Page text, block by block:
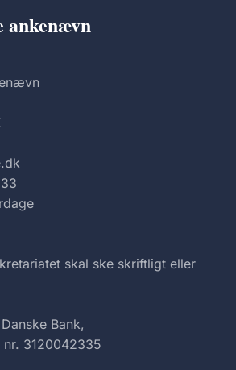
ankenævn
skal ske skriftligt eller
Bank,
3120042335